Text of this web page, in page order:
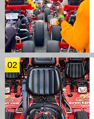
02